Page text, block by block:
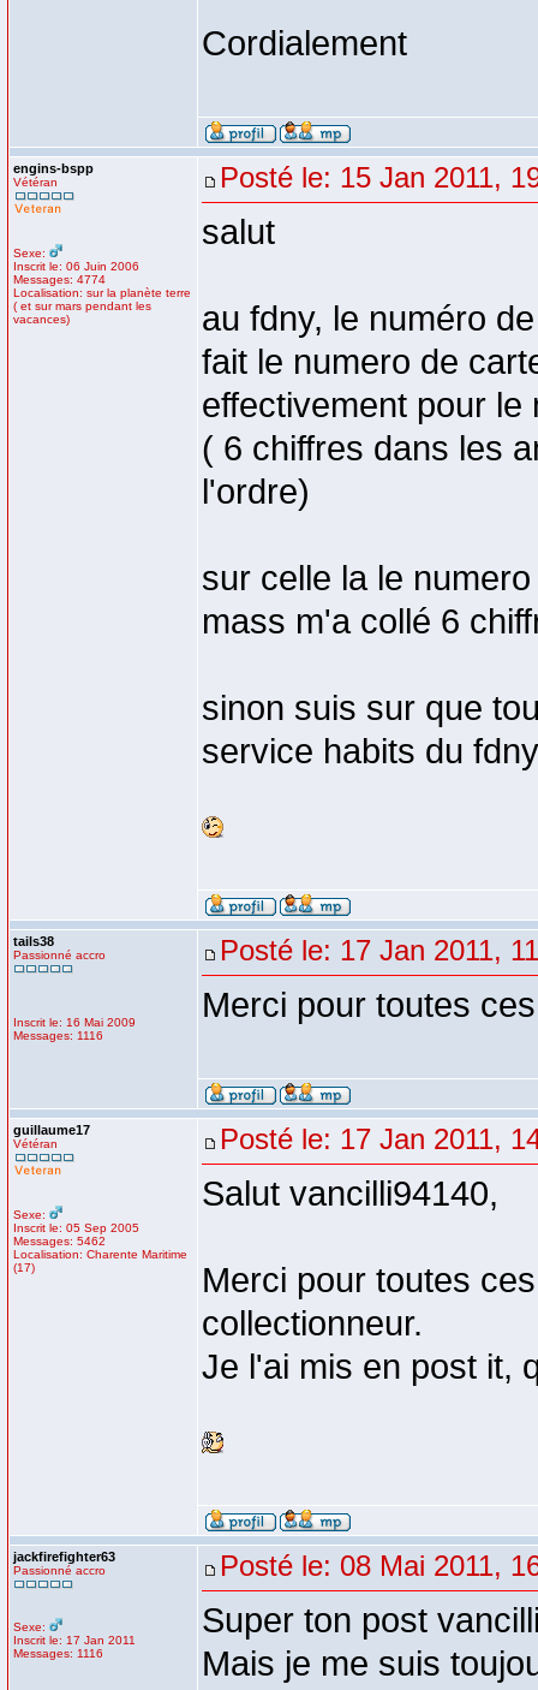
Cordialement
engins-bspp
Vétéran
Sexe:
Inscrit le: 06 Juin 2006
Messages: 4774
Localisation: sur la planète terre
( et sur mars pendant les
vacances)
Posté le: 15 Jan 2011,
salut
au fdny, le numéro
fait le numero de
effectivement pour
( 6 chiffres dans les
l'ordre)
sur celle la le
mass m'a collé 6
sinon suis sur que
service habits du
tails38
Passionné accro
Inscrit le: 16 Mai 2009
Messages: 1116
Posté le: 17 Jan 2011,
Merci pour toutes
guillaume17
Vétéran
Sexe:
Inscrit le: 05 Sep 2005
Messages: 5462
Localisation: Charente Maritime
(17)
Posté le: 17 Jan 2011,
Salut vancilli94140,
Merci pour toutes
collectionneur.
Je l'ai mis en post it,
jackfirefighter63
Passionné accro
Sexe:
Inscrit le: 17 Jan 2011
Messages: 1116
Posté le: 08 Mai 2011,
Super ton post
Mais je me suis